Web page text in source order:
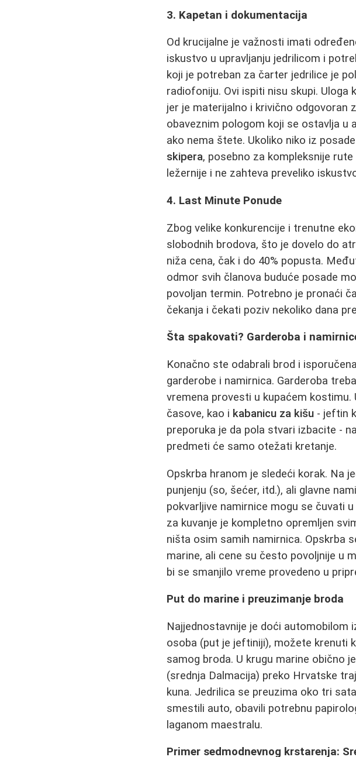
3. Kapetan i dokumentacija
Od krucijalne je važnosti imati
iskustvo u upravljanju jedrilicom i
koji je potreban za čarter jedrilice je
radiofoniju. Ovi ispiti nisu skupi. Uloga
jer je materijalno i krivično odgovoran
obaveznim pologom koji se ostavlja u
ako nema štete. Ukoliko niko iz
skipera, posebno za kompleksnije
ležernije i ne zahteva preveliko
4. Last Minute Ponude
Zbog velike konkurencije i trenutne
slobodnih brodova, što je dovelo do
niža cena, čak i do 40% popusta.
odmor svih članova buduće posade
povoljan termin. Potrebno je pronaći
čekanja i čekati poziv nekoliko dana
Šta spakovati? Garderoba i
Konačno ste odabrali brod i
garderobe i namirnica. Garderoba
vremena provesti u kupaćem
časove, kao i kabanicu za kišu - jeftin
preporuka je da pola stvari izbacite -
predmeti će samo otežati kretanje.
Opskrba hranom je sledeći korak. Na
punjenju (so, šećer, itd.), ali glavne
pokvarljive namirnice mogu se čuvati
za kuvanje je kompletno opremljen
ništa osim samih namirnica. Opskrba
marine, ali cene su često povoljnije u
bi se smanjilo vreme provedeno u
Put do marine i preuzimanje broda
Najjednostavnije je doći automobilom
osoba (put je jeftiniji), možete krenuti
samog broda. U krugu marine obično
(srednja Dalmacija) preko Hrvatske
kuna. Jedrilica se preuzima oko tri
smestili auto, obavili potrebnu
laganom maestralu.
Primer sedmodnevnog krstarenja: